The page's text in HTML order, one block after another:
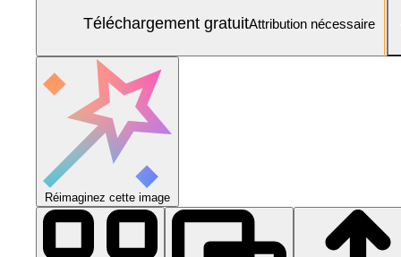
Téléchargement gratuitAttribution nécessaire
Réimaginez cette image